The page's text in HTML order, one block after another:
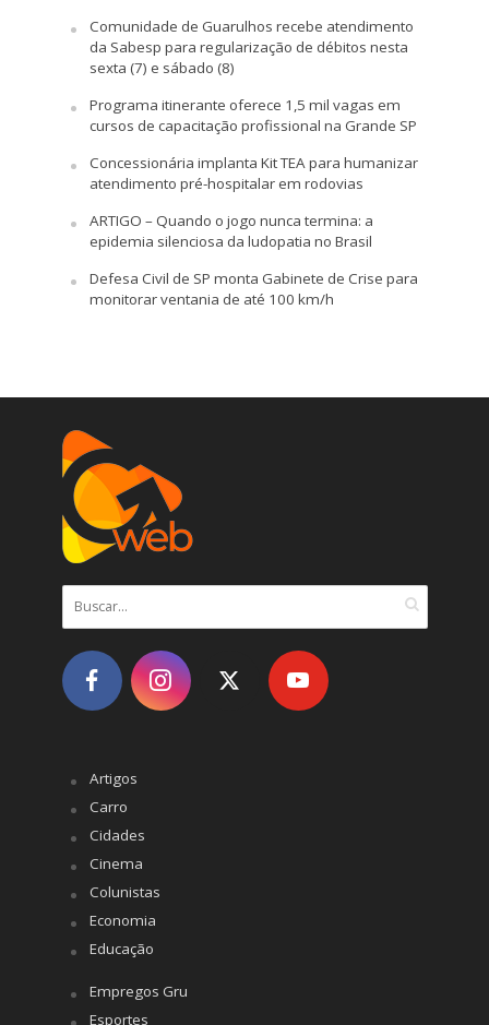
Comunidade de Guarulhos recebe atendimento
da Sabesp para regularização de débitos nesta
sexta (7) e sábado (8)
Programa itinerante oferece 1,5 mil vagas em
cursos de capacitação profissional na Grande SP
Concessionária implanta Kit TEA para humanizar
atendimento pré-hospitalar em rodovias
ARTIGO – Quando o jogo nunca termina: a
epidemia silenciosa da ludopatia no Brasil
Defesa Civil de SP monta Gabinete de Crise para
monitorar ventania de até 100 km/h
Artigos
Carro
Cidades
Cinema
Colunistas
Economia
Educação
Empregos Gru
Esportes